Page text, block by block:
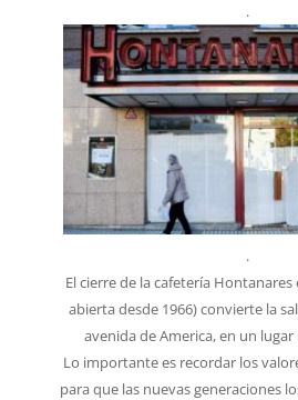
.
.
El cierre de la cafetería Hontanares
abierta desde 1966) convierte la
avenida de America, en un
Lo importante es recordar los
para que las nuevas generaciones